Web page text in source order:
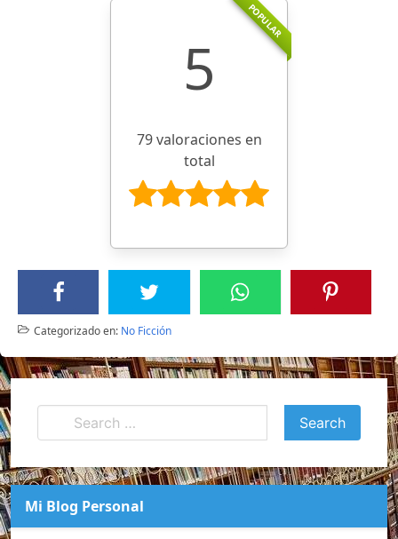
POPULAR
5
79 valoraciones en
total
Categorizado en: No Ficción
Mi Blog Personal